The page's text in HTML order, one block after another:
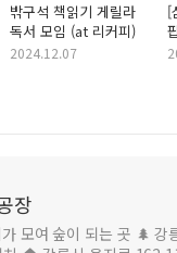
밖구석 책읽기 게릴라
독서 모임 (at 리커피)
2024.12.07
[
장
모여 숲이 되는 곳 🌲 강